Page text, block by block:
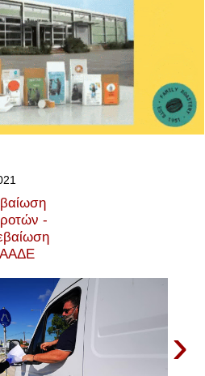
-
ΑΑΔΕ
›